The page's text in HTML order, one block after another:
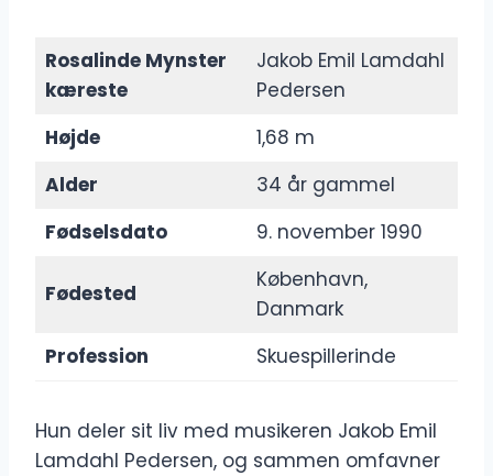
Rosalinde Mynster
kæreste
Jakob Emil Lamdahl
Pedersen
Højde
1,68 m
Alder
34 år gammel
Fødselsdato
9. november 1990
Fødested
København,
Danmark
Profession
Skuespillerinde
Hun deler sit liv med musikeren Jakob Emil
Lamdahl Pedersen, og sammen omfavner